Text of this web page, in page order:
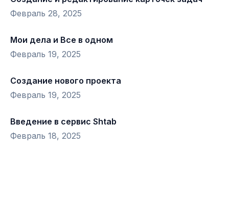
Февраль 28, 2025
Мои дела и Все в одном
Февраль 19, 2025
Создание нового проекта
Февраль 19, 2025
Введение в сервис Shtab
Февраль 18, 2025